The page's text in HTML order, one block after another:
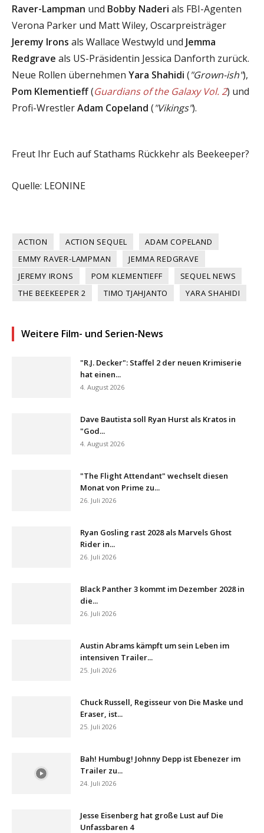
Raver-Lampman und Bobby Naderi als FBI-Agenten
Verona Parker und Matt Wiley, Oscarpreisträger
Jeremy Irons als Wallace Westwyld und Jemma
Redgrave als US-Präsidentin Jessica Danforth zurück.
Neue Rollen übernehmen Yara Shahidi ("Grown-ish"),
Pom Klementieff(Guardians of the Galaxy Vol. 2) und
Profi-WrestlerAdam Copeland ("Vikings").
Freut Ihr Euch auf Stathams Rückkehr als Beekeeper?
Quelle: LEONINE
ACTION ACTION SEQUEL
ADAM COPELAND
EMMY RAVER-LAMPMAN
JEMMA REDGRAVE
JEREMY IRONS
POM KLEMENTIEFF
SEQUEL NEWS
THE BEEKEEPER 2
TIMO TJAHJANTO YARA SHAHIDI
Weitere Film- und Serien-News
"R.J. Decker": Staffel 2 der neuen Krimiserie
hat einen...
4. August 2026
Dave Bautista soll Ryan Hurst als Kratos in
"God...
4. August 2026
"The Flight Attendant" wechselt diesen
Monat von Prime zu...
26. Juli 2026
Ryan Gosling rast 2028 als Marvels Ghost
Rider in...
26. Juli 2026
Black Panther 3 kommt im Dezember 2028 in
die...
26. Juli 2026
Austin Abrams kämpft um sein Leben im
intensiven Trailer...
25. Juli 2026
Chuck Russell, Regisseur von Die Maske und
Eraser, ist...
25. Juli 2026
Bah! Humbug! Johnny Depp ist Ebenezer im
Trailer zu...
24. Juli 2026
Jesse Eisenberg hat große Lust auf Die
Unfassbaren 4